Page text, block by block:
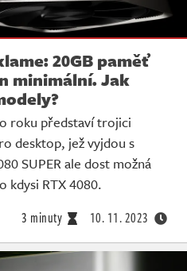
20GB paměť
minimální. Jak
roku představí trojici
desktop, jež vyjdou s
SUPER ale dost možná
kdysi RTX 4080.
3 minuty 10. 11. 2023